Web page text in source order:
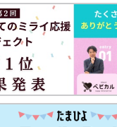
正解★おすすめアイ
GUから、春の着回しに
さん販売されています
える5分袖のTシャツや
ンツ・ショートパンツ
ものばかり♪ 今回は買
な、おすすめアイテム
ユニクロベビー・キ
回しに大活躍！」「
先に着せたい★激か
春が近づくと新しいお洋
ね。ユニクロの商品は